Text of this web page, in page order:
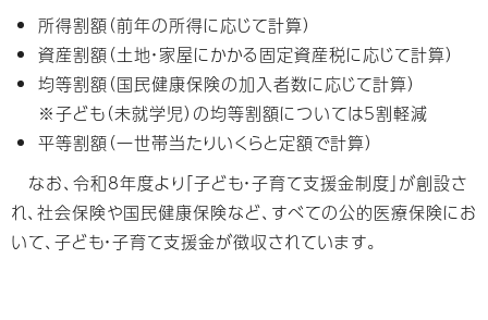
所得割額（前年の所得に応じて計算）
資産割額（土地・家屋にかかる固定資産税に応じて計算）
均等割額（国民健康保険の加入者数に応じて計算）
※子ども（未就学児）の均等割額については5割軽減
平等割額（一世帯当たりいくらと定額で計算）
なお、令和8年度より「子ども・子育て支援金制度」が創設さ
れ、社会保険や国民健康保険など、すべての公的医療保険にお
いて、子ども・子育て支援金が徴収されています。